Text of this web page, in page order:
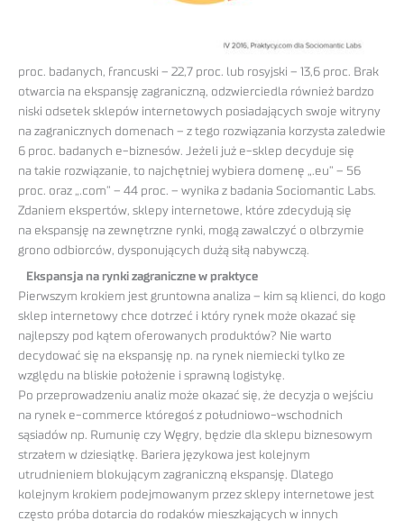
proc. badanych, francuski – 22,7 proc. lub rosyjski – 13,6 proc. Brak
otwarcia na ekspansję zagraniczną, odzwierciedla również bardzo
niski odsetek sklepów internetowych posiadających swoje witryny
na zagranicznych domenach – z tego rozwiązania korzysta zaledwie
6 proc. badanych e-biznesów. Jeżeli już e-sklep decyduje się
na takie rozwiązanie, to najchętniej wybiera domenę „.eu” – 56
proc. oraz „.com” – 44 proc. – wynika z badania Sociomantic Labs.
Zdaniem ekspertów, sklepy internetowe, które zdecydują się
na ekspansję na zewnętrzne rynki, mogą zawalczyć o olbrzymie
grono odbiorców, dysponujących dużą siłą nabywczą.
Ekspansja na rynki zagraniczne w praktyce
Pierwszym krokiem jest gruntowna analiza – kim są klienci, do kogo
sklep internetowy chce dotrzeć i który rynek może okazać się
najlepszy pod kątem oferowanych produktów? Nie warto
decydować się na ekspansję np. na rynek niemiecki tylko ze
względu na bliskie położenie i sprawną logistykę.
Po przeprowadzeniu analiz może okazać się, że decyzja o wejściu
na rynek e-commerce któregoś z południowo-wschodnich
sąsiadów np. Rumunię czy Węgry, będzie dla sklepu biznesowym
strzałem w dziesiątkę. Bariera językowa jest kolejnym
utrudnieniem blokującym zagraniczną ekspansję. Dlatego
kolejnym krokiem podejmowanym przez sklepy internetowe jest
często próba dotarcia do rodaków mieszkających w innych